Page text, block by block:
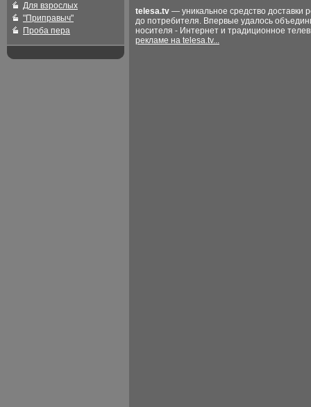
Для взрослых
"Приправыч"
Проба пера
telesa.tv — уникальное средство доставки
до потребителя. Впервые удалось
носителя - Интернет и традиционное
рекламе на telesa.tv...